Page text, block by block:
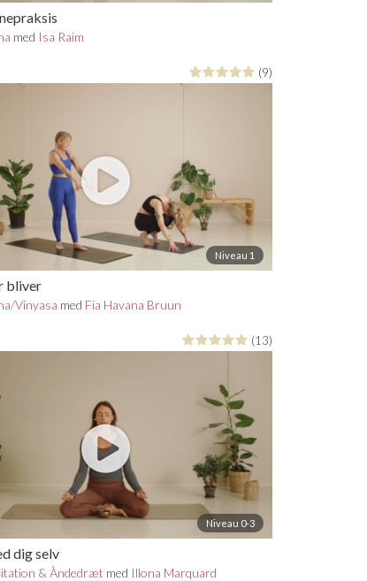
med Isa Raim
(9)
Niveau 1
bliver
Vinyasa med Fia Havana Bruun
(13)
Niveau 0-3
dig selv
& Åndedræt med Illona Marquard